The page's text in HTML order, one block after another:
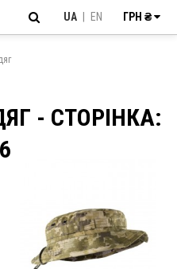
UA EN ГРН ₴
- CТОРІНКА: